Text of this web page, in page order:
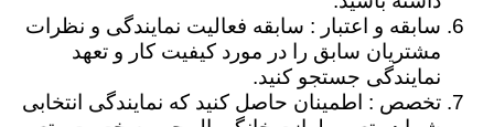
سابقه و اعتبار : سابقه فعالیت نمایندگی و نظرات
مشتریان سابق را در مورد کیفیت کار و تعهد
نمایندگی جستجو کنید.
تخصص : اطمینان حاصل کنید که نمایندگی انتخابی